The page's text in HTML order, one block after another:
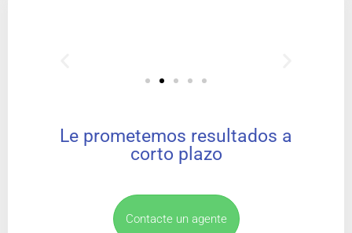
Le prometemos resultados a
corto plazo
Contacte un agente